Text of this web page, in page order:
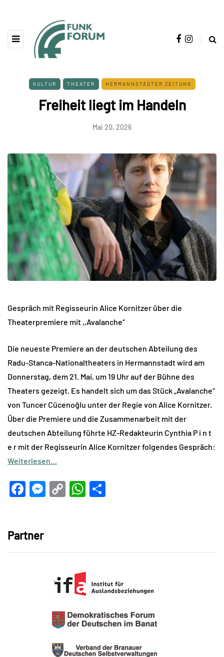
KULTUR THEATER HERMANNSTÄDTER ZEITUNG
Freiheit liegt im Handeln
Mai 20, 2026
Gespräch mit Regisseurin Alice Kornitzer über die
Theaterpremiere mit ,,Avalanche“
Die neueste Premiere an der deutschen Abteilung des
Radu-Stanca-Nationaltheaters in Hermannstadt wird am
Donnerstag, dem 21. Mai, um 19 Uhr auf der Bühne des
Theaters gezeigt. Es handelt sich um das Stück „Avalanche“
von Tuncer Cücenoğlu unter der Regie von Alice Kornitzer.
Über die Premiere und die Zusammenarbeit mit der
deutschen Abteilung führte HZ-Redakteurin Cynthia P i n t
e r mit der Regisseurin Alice Kornitzer folgendes Gespräch:
Weiterlesen…
Facebook
Messenger
CopyWhatsApp
Partner